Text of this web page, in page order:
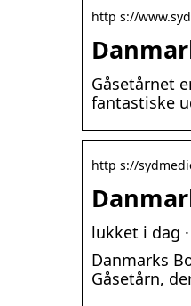
http s://
Gåsetårnet
fantastiske
http s://
lukket i dag
Danmarks
Gåsetårn,